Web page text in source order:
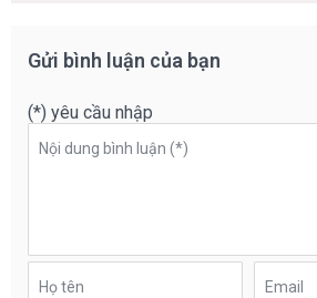
Gửi bình luận của bạn
(*) yêu cầu nhập
Nội dung bình luận (*)
Họ tên Email